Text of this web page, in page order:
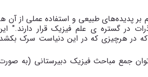
بر پدیده‌های طبیعی و استفاده عملی از
در گستره ی علم فیزیک قرار
که در هرچیزی که در این دنیاست سرک
جمع مباحث فیزیک دبیرستانی (به